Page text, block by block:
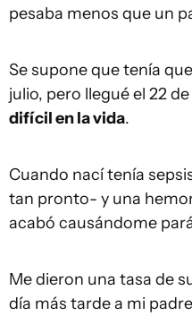
pesaba menos que un
Se supone que tenía
julio, pero llegué el 22
difícil en la vida.
Cuando nací tenía
tan pronto- y una
acabó causándome
Me dieron una tasa de
día más tarde a mi